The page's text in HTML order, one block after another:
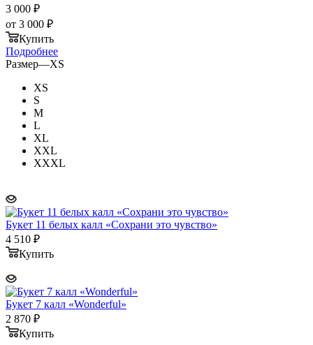
3 000 ₽
от 3 000 ₽
Купить
Подробнее
Размер—XS
XS
S
M
L
XL
XXL
XXXL
Букет 11 белых калл «Сохрани это чувство»
4 510 ₽
Купить
Букет 7 калл «Wonderful»
2 870 ₽
Купить